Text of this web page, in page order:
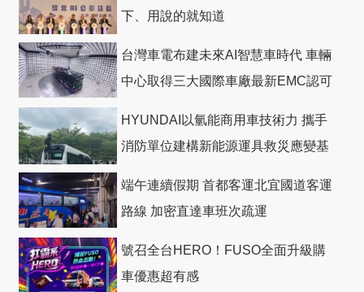
下、用說的就知道
台灣車電布建未來AI智慧車時代 車輛
中心取得三大國際車廠最新EMC認可
HYUNDAI以氫能商用車技術力 攜手
消防單位建構新能源運具救災應變基
端午連續假期 首都客運北宜國道客運
路線 加密直達車班次疏運
號召全台HERO！FUSO全面升級購
車優惠超有感